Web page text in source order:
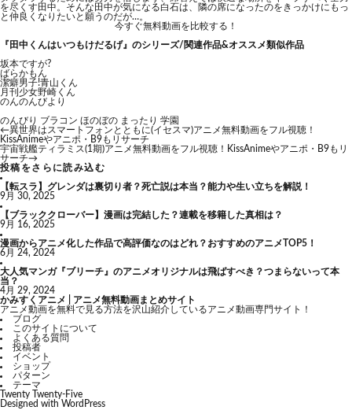
を尽くす田中。そんな田中が気になる白石は、隣の席になったのをきっかけにもっ
と仲良くなりたいと願うのだが…。
今すぐ無料動画を比較する！
『田中くんはいつもけだるげ』のシリーズ/関連作品&オススメ類似作品
坂本ですが?
ばらかもん
潔癖男子!青山くん
月刊少女野崎くん
のんのんびより
のんびり ブラコン ほのぼの まったり 学園
←異世界はスマートフォンとともに(イセスマ)アニメ無料動画をフル視聴！
KissAnimeやアニポ・B9もリサーチ
宇宙戦艦ティラミス(1期)アニメ無料動画をフル視聴！KissAnimeやアニポ・B9もリ
サーチ→
投稿をさらに読み込む
【転スラ】グレンダは裏切り者？死亡説は本当？能力や生い立ちを解説！
9月 30, 2025
【ブラッククローバー】漫画は完結した？連載を移籍した真相は？
9月 16, 2025
漫画からアニメ化した作品で高評価なのはどれ？おすすめのアニメTOP5！
6月 24, 2024
大人気マンガ『ブリーチ』のアニメオリジナルは飛ばすべき？つまらないって本
当？
4月 29, 2024
かみすくアニメ | アニメ無料動画まとめサイト
アニメ動画を無料で見る方法を沢山紹介しているアニメ動画専門サイト！
ブログ
このサイトについて
よくある質問
投稿者
イベント
ショップ
パターン
テーマ
Twenty Twenty-Five
Designed with WordPress